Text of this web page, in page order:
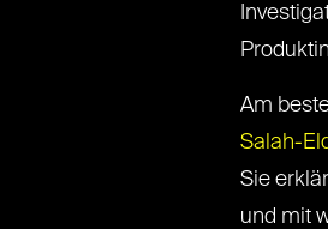
Am
Salah-
Sie
und mit